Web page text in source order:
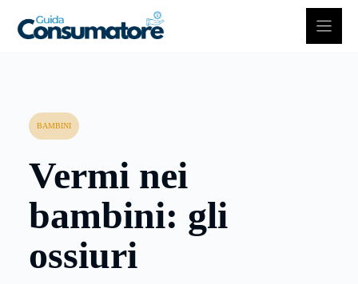
BAMBINI
Vermi nei
bambini: gli
ossiuri